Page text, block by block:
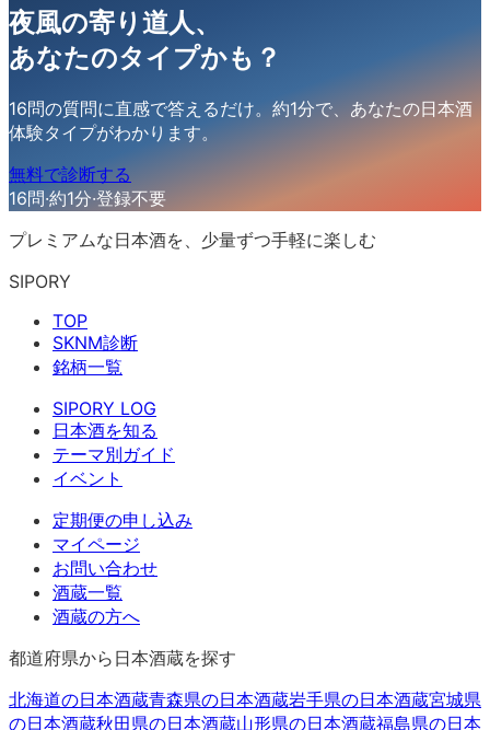
夜風の寄り道人、
あなたのタイプかも？
16問の質問に直感で答えるだけ。約1分で、あなたの日本酒
体験タイプがわかります。
無料で診断する
16問·約1分·登録不要
プレミアムな日本酒を、少量ずつ手軽に楽しむ
SIPORY
TOP
SKNM診断
銘柄一覧
SIPORY LOG
日本酒を知る
テーマ別ガイド
イベント
定期便の申し込み
マイページ
お問い合わせ
酒蔵一覧
酒蔵の方へ
都道府県から日本酒蔵を探す
北海道の日本酒蔵青森県の日本酒蔵岩手県の日本酒蔵宮城県
の日本酒蔵秋田県の日本酒蔵山形県の日本酒蔵福島県の日本